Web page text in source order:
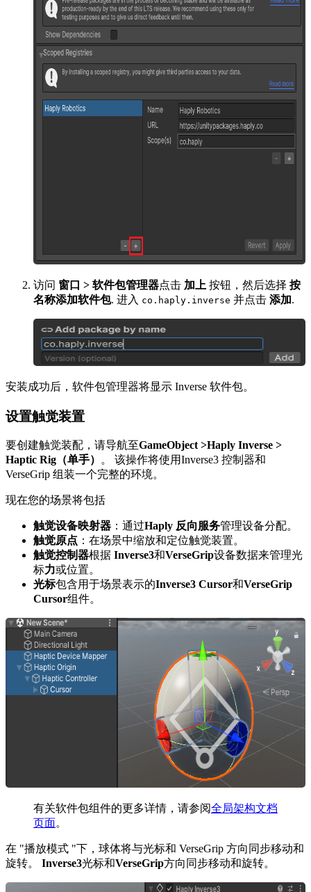
访问 窗口 > 软件包管理器点击 加上 按钮，然后选择 按
名称添加软件包. 进入 co.haply.inverse 并点击 添加.
安装成功后，软件包管理器将显示 Inverse 软件包。
设置触觉装置
要创建触觉装配，请导航至GameObject >Haply Inverse >
Haptic Rig（单手）
。 该操作将使用Inverse3 控制器和
VerseGrip 组装一个完整的环境。
现在您的场景将包括
触觉设备映射器 ：通过Haply 反向服务管理设备分配。
触觉原点 ：在场景中缩放和定位触觉装置。
触觉控制器根据 Inverse3和VerseGrip设备数据来管理光
标力或位置。
光标包含用于场景表示的Inverse3 Cursor和VerseGrip
Cursor组件。
有关软件包组件的更多详情，请参阅全局架构文档
页面。
在 "播放模式 "下，球体将与光标和 VerseGrip 方向同步移动和
旋转。 Inverse3光标和VerseGrip方向同步移动和旋转。